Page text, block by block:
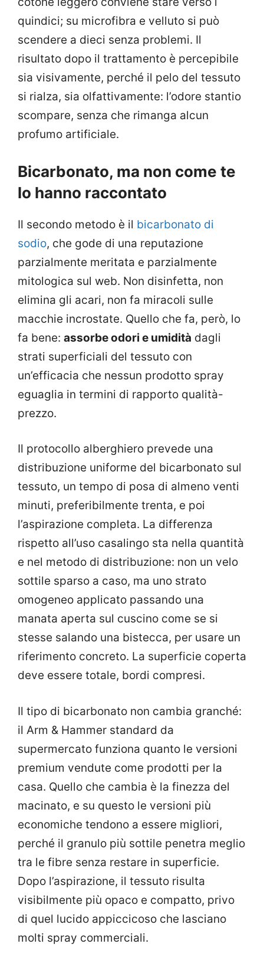
quindici; su microfibra e velluto si può
scendere a dieci senza problemi. Il
risultato dopo il trattamento è percepibile
sia visivamente, perché il pelo del tessuto
si rialza, sia olfattivamente: l’odore stantio
scompare, senza che rimanga alcun
profumo artificiale.
Bicarbonato, ma non come te
lo hanno raccontato
Il secondo metodo è il bicarbonato di
sodio, che gode di una reputazione
parzialmente meritata e parzialmente
mitologica sul web. Non disinfetta, non
elimina gli acari, non fa miracoli sulle
macchie incrostate. Quello che fa, però, lo
fa bene: assorbe odori e umidità dagli
strati superficiali del tessuto con
un’efficacia che nessun prodotto spray
eguaglia in termini di rapporto qualità-
prezzo.
Il protocollo alberghiero prevede una
distribuzione uniforme del bicarbonato sul
tessuto, un tempo di posa di almeno venti
minuti, preferibilmente trenta, e poi
l’aspirazione completa. La differenza
rispetto all’uso casalingo sta nella quantità
e nel metodo di distribuzione: non un velo
sottile sparso a caso, ma uno strato
omogeneo applicato passando una
manata aperta sul cuscino come se si
stesse salando una bistecca, per usare un
riferimento concreto. La superficie coperta
deve essere totale, bordi compresi.
Il tipo di bicarbonato non cambia granché:
il Arm & Hammer standard da
supermercato funziona quanto le versioni
premium vendute come prodotti per la
casa. Quello che cambia è la finezza del
macinato, e su questo le versioni più
economiche tendono a essere migliori,
perché il granulo più sottile penetra meglio
tra le fibre senza restare in superficie.
Dopo l’aspirazione, il tessuto risulta
visibilmente più opaco e compatto, privo
di quel lucido appiccicoso che lasciano
molti spray commerciali.